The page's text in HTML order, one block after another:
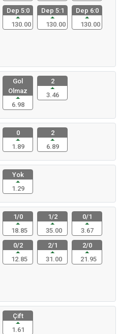
Dep 5:0
130.00
Dep 5:1
130.00
Dep 6:0
130.00
Gol
Olmaz
6.98
2
3.46
0
1.89
2
6.89
Yok
1.29
1/0
18.85
1/2
35.00
0/1
3.67
0/2
12.85
2/1
31.00
2/0
21.95
Çift
1.61